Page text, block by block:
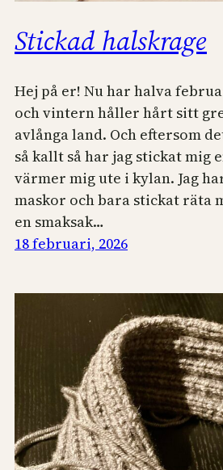
Stickad halskrage
Hej på er! Nu har halva
och vintern håller hårt sitt
avlånga land. Och eftersom
så kallt så har jag stickat mig
värmer mig ute i kylan. Jag
maskor och bara stickat räta
en smaksak…
18 februari, 2026